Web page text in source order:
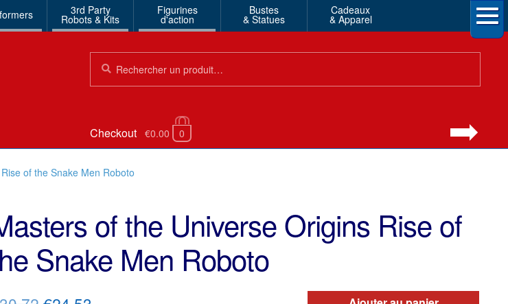
3rd Party
Robots & Kits
Figurines
d'action
Bustes
& Statues
Cadeaux
& Apparel
Checkout €0.00 0
of the Snake Men Roboto
of the Universe Origins Rise of
Snake Men Roboto